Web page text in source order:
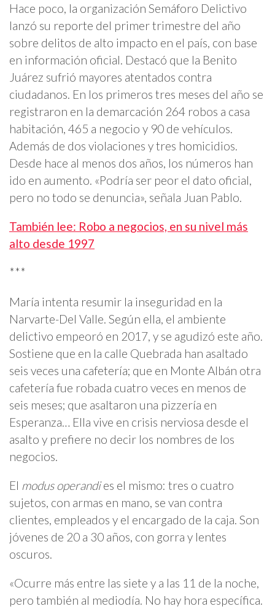
Hace poco, la organización Semáforo Delictivo
lanzó su reporte del primer trimestre del año
sobre delitos de alto impacto en el país, con base
en información oficial. Destacó que la Benito
Juárez sufrió mayores atentados contra
ciudadanos. En los primeros tres meses del año se
registraron en la demarcación 264 robos a casa
habitación, 465 a negocio y 90 de vehículos.
Además de dos violaciones y tres homicidios.
Desde hace al menos dos años, los números han
ido en aumento. «Podría ser peor el dato oficial,
pero no todo se denuncia», señala Juan Pablo.
También lee: Robo a negocios, en su nivel más
alto desde 1997
***
María intenta resumir la inseguridad en la
Narvarte-Del Valle. Según ella, el ambiente
delictivo empeoró en 2017, y se agudizó este año.
Sostiene que en la calle Quebrada han asaltado
seis veces una cafetería; que en Monte Albán otra
cafetería fue robada cuatro veces en menos de
seis meses; que asaltaron una pizzería en
Esperanza… Ella vive en crisis nerviosa desde el
asalto y prefiere no decir los nombres de los
negocios.
El modus operandies el mismo: tres o cuatro
sujetos, con armas en mano, se van contra
clientes, empleados y el encargado de la caja. Son
jóvenes de 20 a 30 años, con gorra y lentes
oscuros.
«Ocurre más entre las siete y a las 11 de la noche,
pero también al mediodía. No hay hora específica.